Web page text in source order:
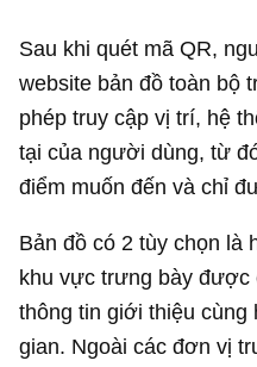
Sau khi quét mã QR,
website bản đồ toàn bộ
phép truy cập vị trí, hệ
tại của người dùng, từ
điểm muốn đến và chỉ
Bản đồ có 2 tùy chọn là
khu vực trưng bày được
thông tin giới thiệu
gian. Ngoài các đơn vị